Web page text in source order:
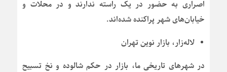
اصراری به حضور در یک راسته ندارند و در محلات و
خیابان‌های شهر پراکنده شده‌اند.
لاله‌زار، بازار نوین تهران
در شهرهای تاریخی ما، بازار در حکم شالوده و نخ تسبیح